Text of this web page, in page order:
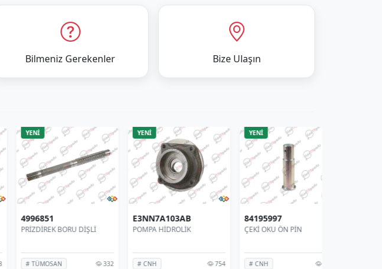
Bilmeniz Gerekenler Bize Ulaşın
YENİ
4996851
PRİZDİREK BORU DİŞLİ
# TÜMOSAN
YENİ
E3NN7A103AB
POMPA HİDROLİK
# CNH
YENİ
84195997
ÇEKİ OKU ÖN PİN
# CNH